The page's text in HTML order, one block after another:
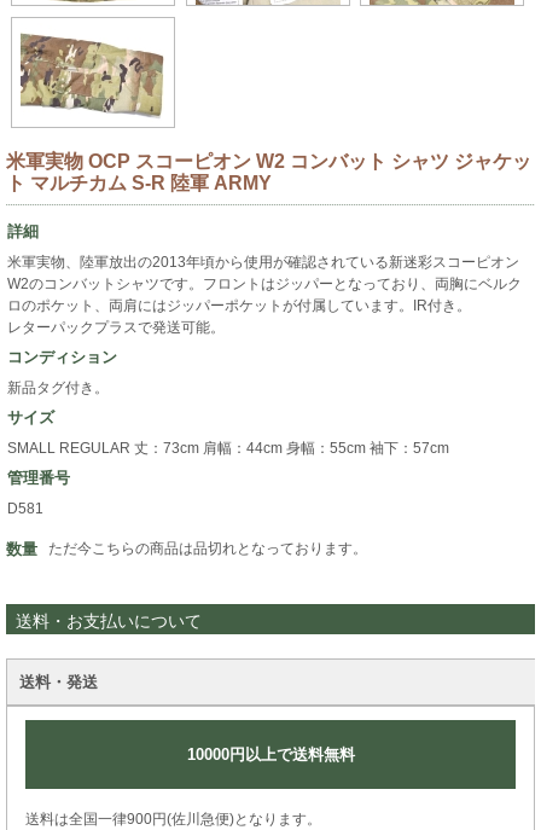
米軍実物 OCP スコーピオン W2 コンバット シャツ ジャケッ
ト マルチカム S-R 陸軍 ARMY
詳細
米軍実物、陸軍放出の2013年頃から使用が確認されている新迷彩スコーピオン
W2のコンバットシャツです。フロントはジッパーとなっており、両胸にベルク
ロのポケット、両肩にはジッパーポケットが付属しています。IR付き。
レターパックプラスで発送可能。
コンディション
新品タグ付き。
サイズ
SMALL REGULAR 丈：73cm 肩幅：44cm 身幅：55cm 袖下：57cm
管理番号
D581
数量 ただ今こちらの商品は品切れとなっております。
送料・お支払いについて
送料・発送
10000円以上で送料無料
送料は全国一律900円(佐川急便)となります。